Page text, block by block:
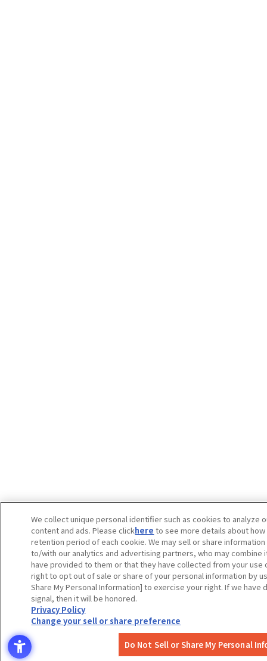
We collect unique personal identifier such as cookies to analyze
content and ads. Please clickhere to see more details about
retention period of each cookie. We may sell or share
to/with our analytics and advertising partners, who may
have provided to them or that they have collected from your use
right to opt out of sale or share of your personal information by
Share My Personal Information] to exercise your right. If we
signal, then it will be honored.
Privacy Policy
Change your sell or share preference
Do Not Sell or Share My Personal